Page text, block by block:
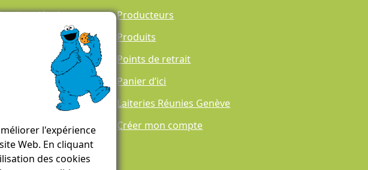
légales
Producteurs
Produits
Points de retrait
Panier d’ici
Laiteries Réunies Genève
Créer mon compte
l'expérience
Web. En cliquant
des cookies